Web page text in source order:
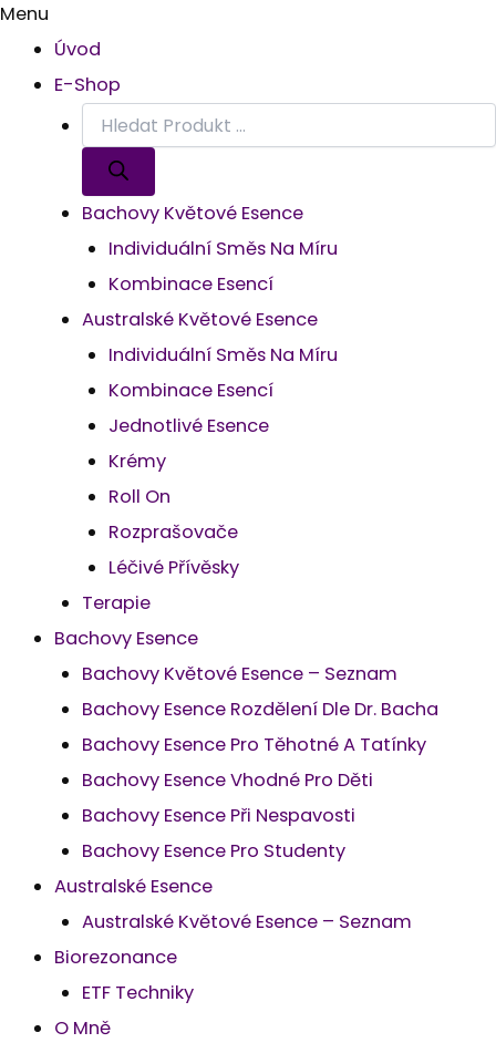
Menu
Úvod
E-Shop
Bachovy Květové Esence
Individuální Směs Na Míru
Kombinace Esencí
Australské Květové Esence
Individuální Směs Na Míru
Kombinace Esencí
Jednotlivé Esence
Krémy
Roll On
Rozprašovače
Léčivé Přívěsky
Terapie
Bachovy Esence
Bachovy Květové Esence – Seznam
Bachovy Esence Rozdělení Dle Dr. Bacha
Bachovy Esence Pro Těhotné A Tatínky
Bachovy Esence Vhodné Pro Děti
Bachovy Esence Při Nespavosti
Bachovy Esence Pro Studenty
Australské Esence
Australské Květové Esence – Seznam
Biorezonance
ETF Techniky
O Mně